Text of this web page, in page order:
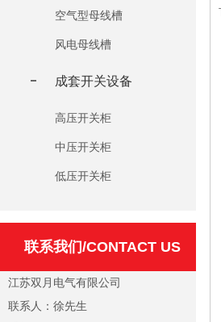
空气型母线槽
风电母线槽
成套开关设备
高压开关柜
中压开关柜
低压开关柜
联系我们/CONTACT US
江苏双月电气有限公司
联系人：徐先生